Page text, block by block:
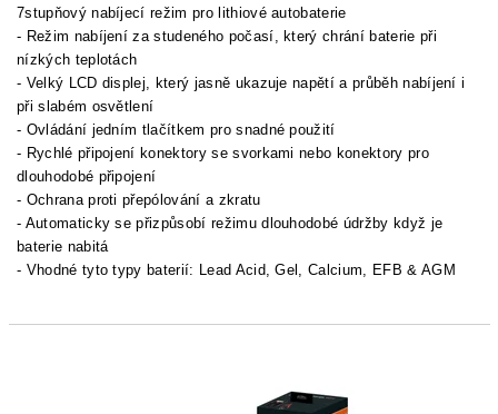
7stupňový nabíjecí režim pro lithiové autobaterie
- Režim nabíjení za studeného počasí, který chrání baterie při
nízkých teplotách
- Velký LCD displej, který jasně ukazuje napětí a průběh nabíjení i
při slabém osvětlení
- Ovládání jedním tlačítkem pro snadné použití
- Rychlé připojení konektory se svorkami nebo konektory pro
dlouhodobé připojení
- Ochrana proti přepólování a zkratu
- Automaticky se přizpůsobí režimu dlouhodobé údržby když je
baterie nabitá
- Vhodné tyto typy baterií: Lead Acid, Gel, Calcium, EFB & AGM